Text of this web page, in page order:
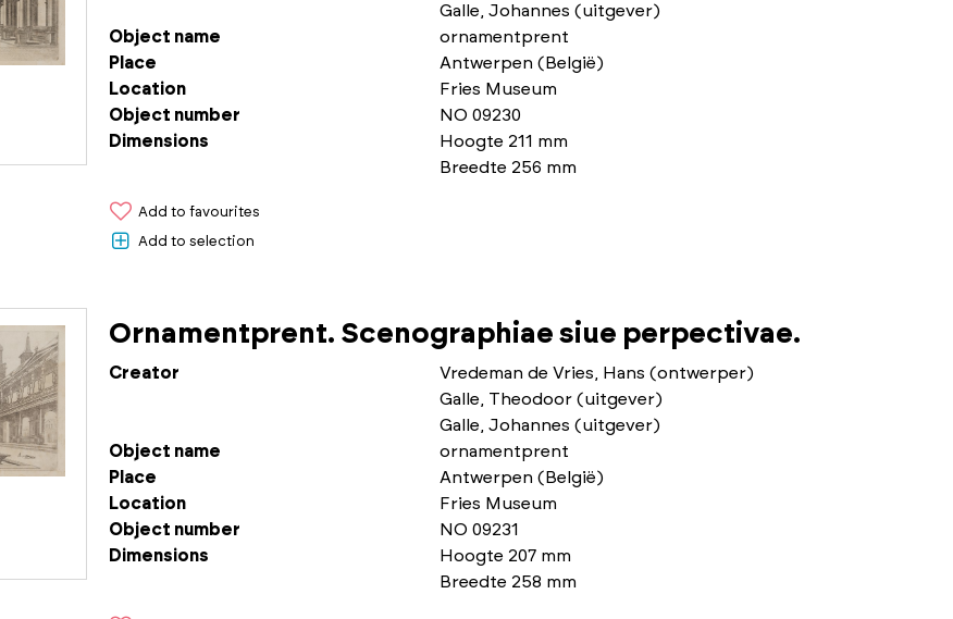
Galle, Johannes (uitgever)
Object name
ornamentprent
Place
Antwerpen (België)
Location
Fries Museum
Object number
NO 09230
Dimensions
Hoogte 211 mm
Breedte 256 mm
Add to favourites
Add to selection
Ornamentprent. Scenographiae siue perpectivae.
Creator
Vredeman de Vries, Hans (ontwerper)
Galle, Theodoor (uitgever)
Galle, Johannes (uitgever)
Object name
ornamentprent
Place
Antwerpen (België)
Location
Fries Museum
Object number
NO 09231
Dimensions
Hoogte 207 mm
Breedte 258 mm